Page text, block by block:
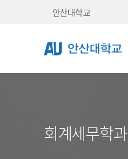
Skip Menu
안산대학교
회계세무학과